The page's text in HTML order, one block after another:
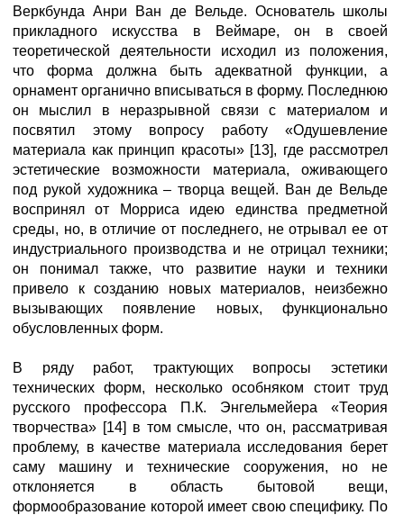
Веркбунда Анри Ван де Вельде. Основатель школы
прикладного искусства в Веймаре, он в своей
теоретической деятельности исходил из положения,
что форма должна быть адекватной функции, а
орнамент органично вписываться в форму. Последнюю
он мыслил в неразрывной связи с материалом и
посвятил этому вопросу работу «Одушевление
материала как принцип красоты» [13], где рассмотрел
эстетические возможности материала, оживающего
под рукой художника – творца вещей. Ван де Вельде
воспринял от Морриса идею единства предметной
среды, но, в отличие от последнего, не отрывал ее от
индустриального производства и не отрицал техники;
он понимал также, что развитие науки и техники
привело к созданию новых материалов, неизбежно
вызывающих появление новых, функционально
обусловленных форм.
В ряду работ, трактующих вопросы эстетики
технических форм, несколько особняком стоит труд
русского профессора П.К. Энгельмейера «Теория
творчества» [14] в том смысле, что он, рассматривая
проблему, в качестве материала исследования берет
саму машину и технические сооружения, но не
отклоняется в область бытовой вещи,
формообразование которой имеет свою специфику. По